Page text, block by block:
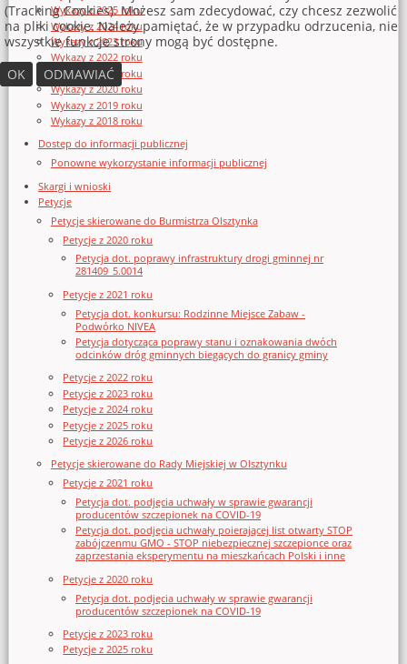
Wykazy z 2025 roku
Wykazy z 2024 roku
Wykazy z 2023 roku
Wykazy z 2022 roku
Wykazy z 2021 roku
Wykazy z 2020 roku
Wykazy z 2019 roku
Wykazy z 2018 roku
Dostęp do informacji publicznej
Ponowne wykorzystanie informacji publicznej
Skargi i wnioski
Petycje
Petycje skierowane do Burmistrza Olsztynka
Petycje z 2020 roku
Petycja dot. poprawy infrastruktury drogi gminnej nr
281409_5.0014
Petycje z 2021 roku
Petycja dot. konkursu: Rodzinne Miejsce Zabaw -
Podwórko NIVEA
Petycja dotycząca poprawy stanu i oznakowania dwóch
odcinków dróg gminnych biegących do granicy gminy
Petycje z 2022 roku
Petycje z 2023 roku
Petycje z 2024 roku
Petycje z 2025 roku
Petycje z 2026 roku
Petycje skierowane do Rady Miejskiej w Olsztynku
Petycje z 2021 roku
Petycja dot. podjęcia uchwały w sprawie gwarancji
producentów szczepionek na COVID-19
Petycja dot. podjęcia uchwały poierającej list otwarty STOP
zabójczenmu GMO - STOP niebezpiecznej szczepionce oraz
zaprzestania eksperymentu na mieszkańcach Polski i inne
Petycje z 2020 roku
Petycja dot. podjęcia uchwały w sprawie gwarancji
producentów szczepionek na COVID-19
Petycje z 2023 roku
Petycje z 2025 roku
(Tracking Cookies). Możesz sam zdecydować, czy chcesz zezwolić
na pliki cookie. Należy pamiętać, że w przypadku odrzucenia, nie
wszystkie funkcje strony mogą być dostępne.
OK
ODMAWIAĆ